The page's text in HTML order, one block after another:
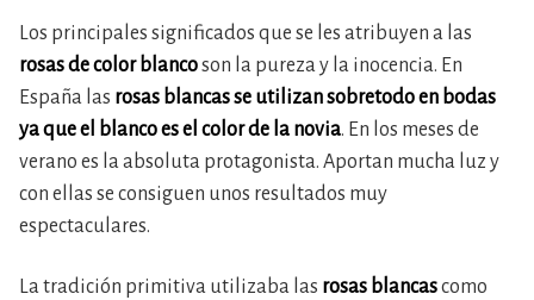
Los principales significados que se les atribuyen a las
rosas de color blancoson la pureza y la inocencia. En
España las rosas blancasse utilizan sobretodo en bodas
ya que el blanco es el color de la novia. En los meses de
verano es la absoluta protagonista. Aportan mucha luz y
con ellas se consiguen unos resultados muy
espectaculares.
La tradición primitiva utilizaba las rosas blancascomo